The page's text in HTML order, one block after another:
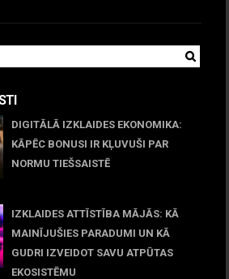
DIGITĀLĀ IZKLAIDES EKONOMIKA:
KĀPĒC BONUSI IR KĻUVUŠI PAR
NORMU TIEŠSAISTĒ
IZKLAIDES ATTĪSTĪBA MĀJĀS: KĀ
MAINĪJUŠIES PARADUMI UN KĀ
GUDRI IZVEIDOT SAVU ATPŪTAS
EKOSISTĒMU